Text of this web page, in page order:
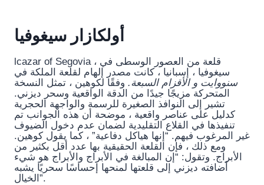
أولكازار سيغوفيا
lcazar of Segovia ، قلعة من العصور الوسطى في
سيغوفيا ، إسبانيا ، كانت مصدر إلهام لقلعة الملكة في
سنووايت و الأقزام السبعة. وفقًا لكوهين ، تمثل النسخة
المتحركة مزيجًا جيدًا من الدقة الواقعية وسحر ديزني.
تشير إلى النوافذ الصغيرة للرسمة والواجهة الحجرية
كدليل على عناصر واقعية ، موضحة أن هذه الجوانب تم
تنفيذها في القلاع التقليدية لضمان عدم دخول الضيوف
غير المرغوب فيهم. “إنها هياكل دفاعية” ، كما يقول كوهين.
ومع ذلك ، فإن القلعة الحقيقية بها عدد أقل بكثير من
الأبراج. وتقول: “إن المبالغة في الأبراج والأبراج هو شيء
أضافته ديزني إلى قلعتها لمنحها إحساسًا سحريًا يشبه
الخيال”.